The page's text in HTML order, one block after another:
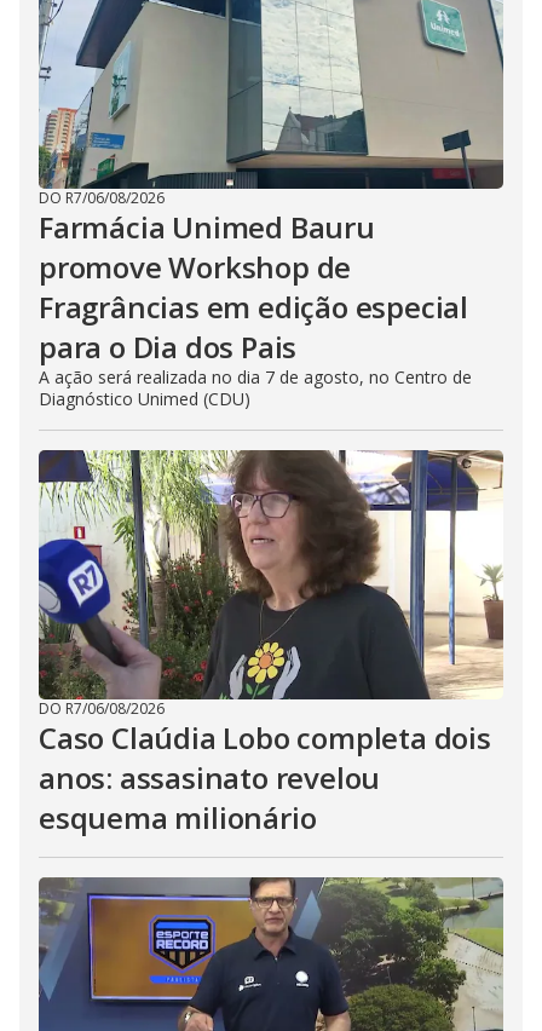
DO R7/06/08/2026
Farmácia Unimed Bauru
promove Workshop de
Fragrâncias em edição especial
para o Dia dos Pais
A ação será realizada no dia 7 de agosto, no Centro de
Diagnóstico Unimed (CDU)
DO R7/06/08/2026
Caso Claúdia Lobo completa dois
anos: assasinato revelou
esquema milionário